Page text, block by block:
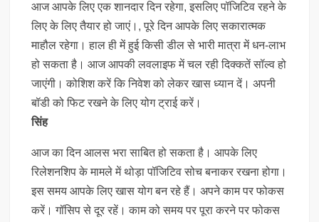
आज आपके लिए एक शानदार दिन रहेगा, इसलिए पॉजिटिव रहने के
लिए के लिए तैयार हो जाएं।, पूरे दिन आपके लिए सकारात्मक
माहौल रहेगा। हाल ही में हुई किसी डील से भारी मात्रा में धन-लाभ
हो सकता है। आज आपकी लवलाइफ में चल रही दिक्कतें सॉल्व हो
जाएंगी। कोशिश करें कि निवेश को लेकर खास ध्यान दें। अपनी
बॉडी को फिट रखने के लिए योग ट्राई करें।
सिंह
आज का दिन आलस भरा साबित हो सकता है। आपके लिए
रिलेशनशिप के मामले में थोड़ा पॉजिटिव सोच बनाकर रखना होगा।
इस समय आपके लिए खास योग बन रहे हैं। अपने काम पर फोकस
करें। गॉसिप से दूर रहें। काम को समय पर पूरा करने पर फोकस